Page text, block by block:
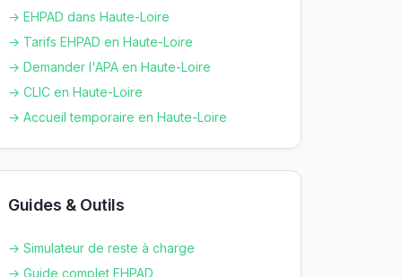
→ EHPAD dans Haute-Loire
→ Tarifs EHPAD en Haute-Loire
→ Demander l'APA en Haute-Loire
→ CLIC en Haute-Loire
→ Accueil temporaire en Haute-Loire
Guides & Outils
→ Simulateur de reste à charge
→ Guide complet EHPAD